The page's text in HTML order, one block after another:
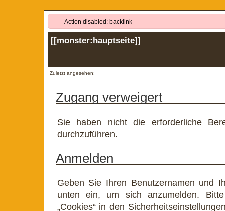
Action disabled: backlink
[[monster:hauptseite]]
Zuletzt angesehen:
Zugang verweigert
Sie haben nicht die erforderliche
durchzuführen.
Anmelden
Geben Sie Ihren Benutzernamen und
unten ein, um sich anzumelden.
„Cookies“ in den